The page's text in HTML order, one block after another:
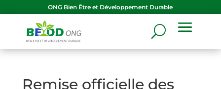
ONG Bien Être et Développement Durable
Remise officielle des